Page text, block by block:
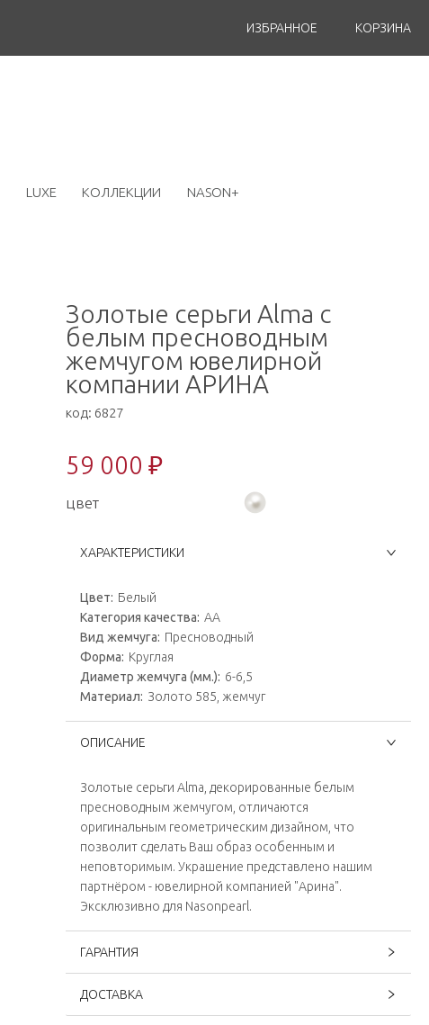
ИЗБРАННОЕ КОРЗИНА
LUXE КОЛЛЕКЦИИ NASON+
Золотые серьги Alma с
белым пресноводным
жемчугом ювелирной
компании АРИНА
код: 6827
59 000 ₽
цвет
ХАРАКТЕРИСТИКИ
Цвет: Белый
Категория качества: АА
Вид жемчуга: Пресноводный
Форма: Круглая
Диаметр жемчуга (мм.): 6-6,5
Материал: Золото 585, жемчуг
ОПИСАНИЕ
Золотые серьги Alma, декорированные белым
пресноводным жемчугом, отличаются
оригинальным геометрическим дизайном, что
позволит сделать Ваш образ особенным и
неповторимым. Украшение представлено нашим
партнёром - ювелирной компанией "Арина".
Эксклюзивно для Nasonpearl.
ГАРАНТИЯ
ДОСТАВКА